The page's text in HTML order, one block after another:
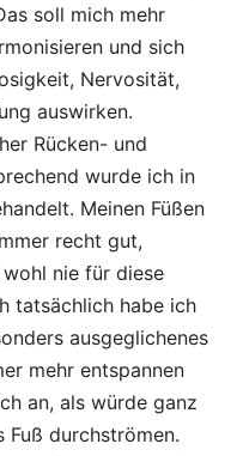
soll mich mehr
und sich
Nervosität,
auswirken.
Rücken- und
wurde ich in
Meinen Füßen
recht gut,
nie für diese
tatsächlich habe ich
ausgeglichenes
mehr entspannen
an, als würde ganz
Fuß durchströmen.